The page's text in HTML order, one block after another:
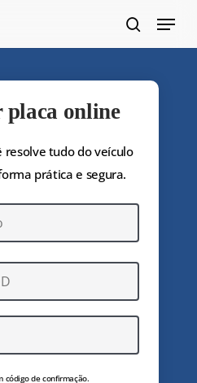
Menu
placa online
resolve tudo do veículo
prática e segura.
código de confirmação.